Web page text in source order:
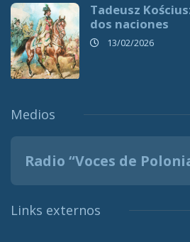
Tadeusz
dos naciones
13/02/2026
Medios
Radio “Voces de
Links externos